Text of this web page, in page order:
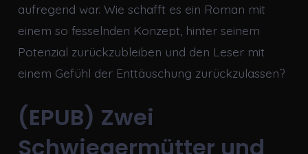
aufregend war. Wie schafft es ein Roman mit
einem so fesselnden Konzept, hinter seinem
Potenzial zurückzubleiben und den Leser mit
einem Gefühl der Enttäuschung zurückzulassen?
(EPUB) Zwei
Schwiegermütter und